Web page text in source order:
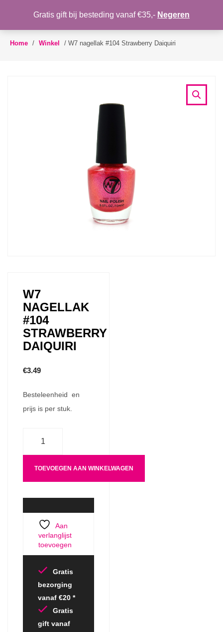
Toggle
WENSLIJST
Home / Winkel / W7 nagellak #104 Strawberry Daiquiri
W7
NAGELLAK
#104
STRAWBERRY
DAIQUIRI
€3.49
Besteleenheid en
prijs is per stuk.
TOEVOEGEN AAN WINKELWAGEN
Aan
verlanglijst
toevoegen
Gratis
bezorging
vanaf €20 *
Gratis
gift vanaf
Gratis gift bij besteding vanaf €35,- Negeren